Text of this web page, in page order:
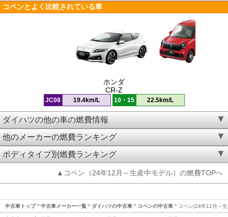
コペンとよく比較されている車
ホンダ
CR-Z
JC08 19.4km/L 10・15 22.5km/L
ダイハツの他の車の燃費情報
他のメーカーの燃費ランキング
ボディタイプ別燃費ランキング
▲コペン（24年12月～生産中モデル）の燃費TOPへ
中古車トップ 中古車メーカー一覧 ダイハツの中古車 コペンの中古車 コペン(24年12月～